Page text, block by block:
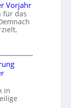
Vorjahr
für das
in